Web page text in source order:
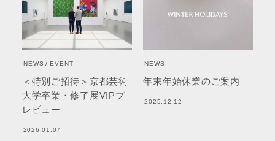
NEWS EVENT
＜特別ご招待＞京都芸術
大学卒業・修了展VIPプ
レビュー
2026.01.07
NEWS
年末年始休業のご案内
2025.12.12